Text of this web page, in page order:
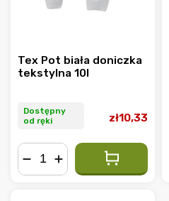
Tex Pot biała doniczka
tekstylna 10l
Dostępny
od ręki
zł10,33